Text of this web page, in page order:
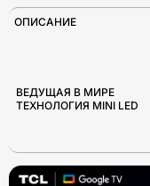
ОПИСАНИЕ
ВЕДУЩАЯ В МИРЕ
ТЕХНОЛОГИЯ MINI LED